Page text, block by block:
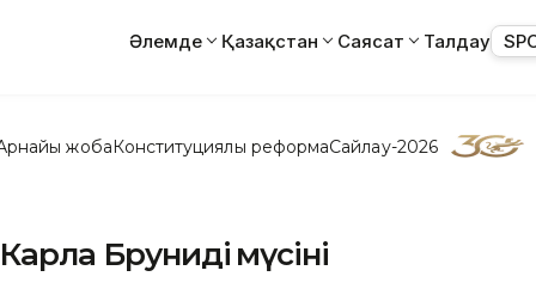
Әлемде Қазақстан Саясат Талдау
жобаКонституциялық реформаСайлау-2026
Брунидің мүсіні